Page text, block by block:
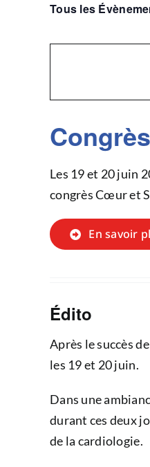
Tous les
Les 19 et 20 juin
congrès Cœur et
En savoir
Édito
Après le succès
les 19 et 20 juin.
Dans une
durant ces deux
de la cardiologie.